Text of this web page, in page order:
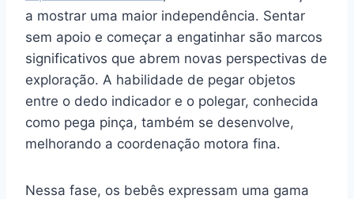
a mostrar uma maior independência. Sentar
sem apoio e começar a engatinhar são marcos
significativos que abrem novas perspectivas de
exploração. A habilidade de pegar objetos
entre o dedo indicador e o polegar, conhecida
como pega pinça, também se desenvolve,
melhorando a coordenação motora fina.
Nessa fase, os bebês expressam uma gama